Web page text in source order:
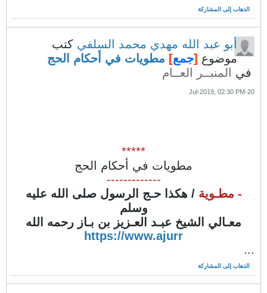
الذهاب إلى المشاركة
أبو عبد الله مهدي محمد السلفي كتب
موضوع [جمع] مطويات في أحكام الحج
في
المنبــر العــام
20-Jul-2019, 02:30 PM
*****
مطويات في أحكام الحج
-------------
- مطـوية/ هكذا حـج الرسول صلى الله عليه
وسلم
معـالي الشيخ عبـد العـزيز بن بـاز رحمه الله
https://www.ajurr
...
الذهاب إلى المشاركة